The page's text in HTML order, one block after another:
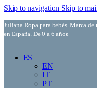
Skip to navigation Skip to
Juliana Ropa para bebés. Marca
en España. De 0 a 6 años.
ES
EN
IT
PT